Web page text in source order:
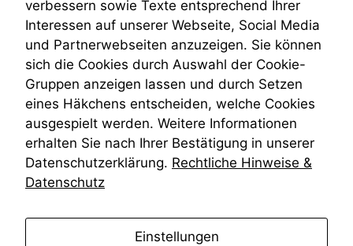
Wiederherstellungsanordnung
Zivilprozessordnung
ZPO
Zustellfiktion
Zuständigkeit
Öffentliches Personalrecht
Öffentlichkeitsprinzip
verbessern sowie Texte entsprechend Ihrer
Interessen auf unserer Webseite, Social Media
und Partnerwebseiten anzuzeigen. Sie können
sich die Cookies durch Auswahl der Cookie-
Gruppen anzeigen lassen und durch Setzen
eines Häkchens entscheiden, welche Cookies
ausgespielt werden. Weitere Informationen
erhalten Sie nach Ihrer Bestätigung in unserer
Datenschutzerklärung. Rechtliche Hinweise &
Datenschutz
Einstellungen
Marketing
Wir speichern
anonyme Daten ab,
um interne
marketingtechnische
Auswertungen
durchführen zu
können. Diese helfen